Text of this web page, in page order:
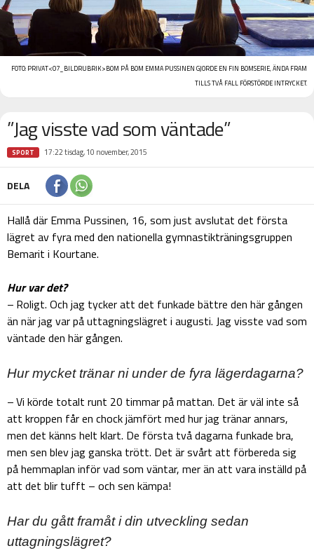
FOTO: PRIVAT<07_BILDRUBRIK>BOM PÅ BOM EMMA PUSSINEN GJORDE EN FIN BOMSERIE, ÄNDA FRAM
TILLS TVÅ FALL FÖRSTÖRDE INTRYCKET.
”Jag visste vad som väntade”
SPORT 17:22 tisdag, 10 november, 2015
DELA
Hallå där Emma Pussinen, 16, som just avslutat det första
lägret av fyra med den nationella gymnastikträningsgruppen
Bemarit i Kourtane.
Hur var det?
– Roligt. Och jag tycker att det funkade bättre den här gången
än när jag var på uttagningslägret i augusti. Jag visste vad som
väntade den här gången.
Hur mycket tränar ni under de fyra lägerdagarna?
– Vi körde totalt runt 20 timmar på mattan. Det är väl inte så
att kroppen får en chock jämfört med hur jag tränar annars,
men det känns helt klart. De första två dagarna funkade bra,
men sen blev jag ganska trött. Det är svårt att förbereda sig
på hemmaplan inför vad som väntar, mer än att vara inställd på
att det blir tufft – och sen kämpa!
Har du gått framåt i din utveckling sedan
uttagningslägret?